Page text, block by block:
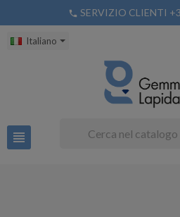
phone SERVIZIO CLIENTI
Italiano
view_headline